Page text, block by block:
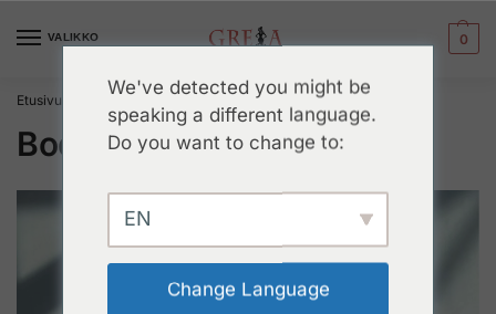
VALIKKO 0
Etusivu Seksikkäät alusvaatteet Body
Body
We've detected you might be
speaking a different language.
Do you want to change to:
EN
Change Language